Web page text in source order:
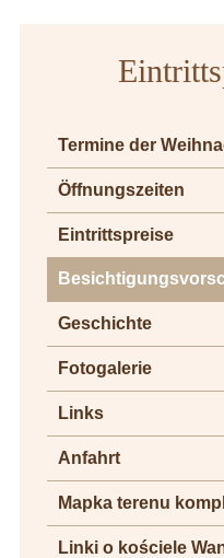
Termine der
Öffnungszeiten
Eintrittspreise
Geschichte
Fotogalerie
Links
Anfahrt
Mapka terenu
Linki o kościele